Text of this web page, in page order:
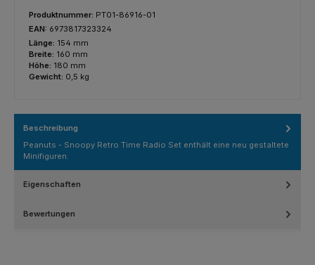
Produktnummer: PT01-86916-01
EAN: 6973817323324
Länge: 154 mm
Breite: 160 mm
Höhe: 180 mm
Gewicht: 0,5 kg
Beschreibung
Peanuts - Snoopy Retro Time Radio Set enthält eine neu gestaltete
Minifiguren.
Eigenschaften
Bewertungen